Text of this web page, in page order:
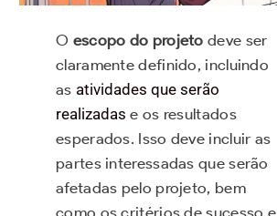
O escopo do projeto deve ser
claramente definido, incluindo
as atividades que serão
realizadas e os resultados
esperados. Isso deve incluir as
partes interessadas que serão
afetadas pelo projeto, bem